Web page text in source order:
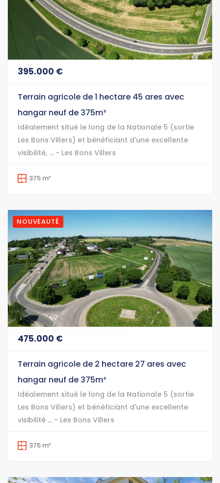
395.000 €
Terrain agricole de 1 hectare 45 ares avec
hangar neuf de 375m²
Idéalement situé le long de la Nationale 5 (sortie
Les Bons Villers) et bénéficiant d'une excellente
visibilité, ... - Les Bons Villers
375 m²
NOUVEAUTÉ
475.000 €
Terrain agricole de 2 hectare 27 ares avec
hangar neuf de 375m²
Idéalement situé le long de la Nationale 5 (sortie
Les Bons Villers) et bénéficiant d'une excellente
visibilité ... - Les Bons Villers
375 m²